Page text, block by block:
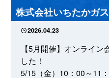
株式会社いちたかガ
2026.04.23
【5月開催】オンライ
した！
5/15（金）10：00～11